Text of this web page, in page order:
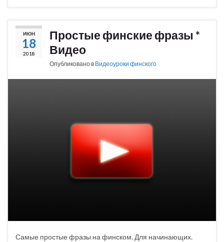
ИЮН
18
2018
Простые финские фразы *
Видео
Опубликовано в Видеоуроки финского
Самые простые фразы на финском. Для начинающих.